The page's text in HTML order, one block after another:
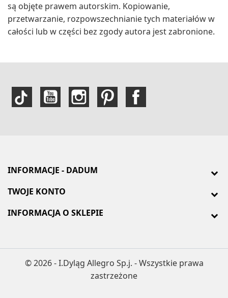
są objęte prawem autorskim. Kopiowanie,
przetwarzanie, rozpowszechnianie tych materiałów w
całości lub w części bez zgody autora jest zabronione.
INFORMACJE - DADUM
TWOJE KONTO
INFORMACJA O SKLEPIE
© 2026 - I.Dyląg Allegro Sp.j. - Wszystkie prawa
zastrzeżone